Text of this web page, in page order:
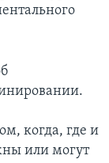
когда, где и
или могут